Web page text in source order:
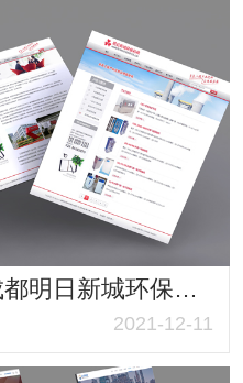
环保工程/运营公司成都明日新城环保科技有限公司官网
2021-12-11